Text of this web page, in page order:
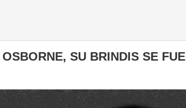
SU BRINDIS SE FUE